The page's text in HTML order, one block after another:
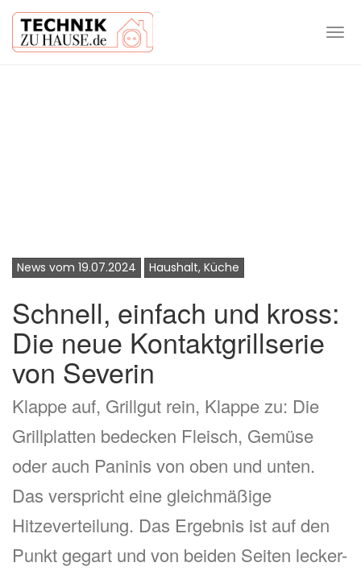
News vom 19.07.2024 Haushalt, Küche
Schnell, einfach und kross:
Die neue Kontaktgrillserie
von Severin
Klappe auf, Grillgut rein, Klappe zu: Die
Grillplatten bedecken Fleisch, Gemüse
oder auch Paninis von oben und unten.
Das verspricht eine gleichmäßige
Hitzeverteilung. Das Ergebnis ist auf den
Punkt gegart und von beiden Seiten lecker-